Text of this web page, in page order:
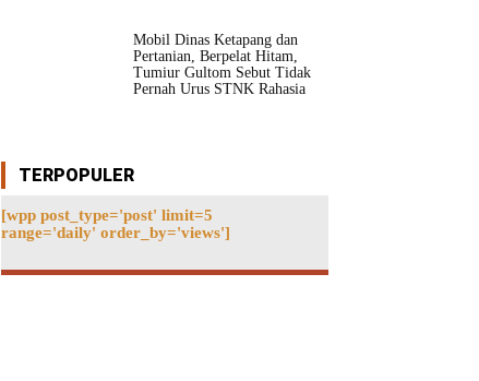
Mobil Dinas Ketapang dan
Pertanian, Berpelat Hitam,
Tumiur Gultom Sebut Tidak
Pernah Urus STNK Rahasia
TERPOPULER
[wpp post_type='post' limit=5
range='daily' order_by='views']